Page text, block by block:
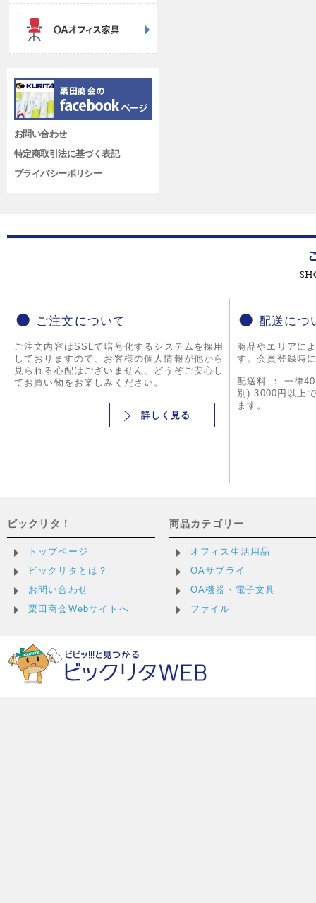
お問い合わせ
特定商取引法に基づく表記
プライバシーポリシー
ご注文について
ご注文内容はSSLで暗号化するシステムを採用
しておりますので、お客様の個人情報が他から
見られる心配はございません、どうぞご安心し
てお買い物をお楽しみください。
詳しく見る
配送につ
商品やエリアに
す。会員登録時
配送料 ： 一律
別) 3000円以上
ます。
ビックリタ！
トップページ
ビックリタとは？
お問い合わせ
栗田商会Webサイトへ
商品カテゴリー
オフィス生活用品
OAサプライ
OA機器・電子文具
ファイル